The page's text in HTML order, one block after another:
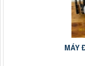
MÁY